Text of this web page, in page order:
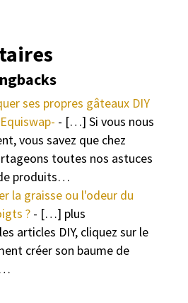
ses propres gâteaux DIY
- […] Si vous nous
vous savez que chez
toutes nos astuces
produits…
la graisse ou l'odeur du
?- […] plus
articles DIY, cliquez sur le
créer son baume de